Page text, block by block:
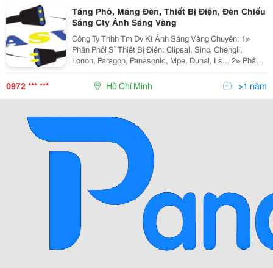
Tăng Phô, Máng Đèn, Thiết Bị Điện, Đèn Chiếu
Sáng Cty Ánh Sáng Vàng
Công Ty Tnhh Tm Dv Kt Ánh Sáng Vàng Chuyên: 1≫
Phân Phối Sỉ Thiết Bị Điện: Clipsal, Sino, Chengli,
Lonon, Paragon, Panasonic, Mpe, Duhal, Ls... 2≫ Phân
Phối Đèn Chiếu Sáng Nội Ngoại Thất: Nét Việt, Euro,
Sano, Quốc Ngọc, 168 Lighting, Kim Lo
0972 *** *** Hồ Chí Minh >1 năm